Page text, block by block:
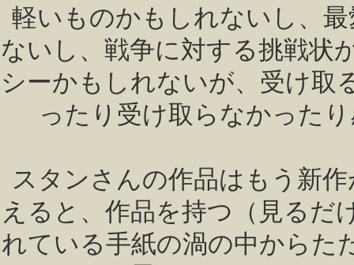
軽いものかもしれないし、
ないし、戦争に対する挑戦状
シーかもしれないが、受け取
ったり受け取らなかった
スタンさんの作品はもう新
えると、作品を持つ（見るだ
れている手紙の渦の中からた